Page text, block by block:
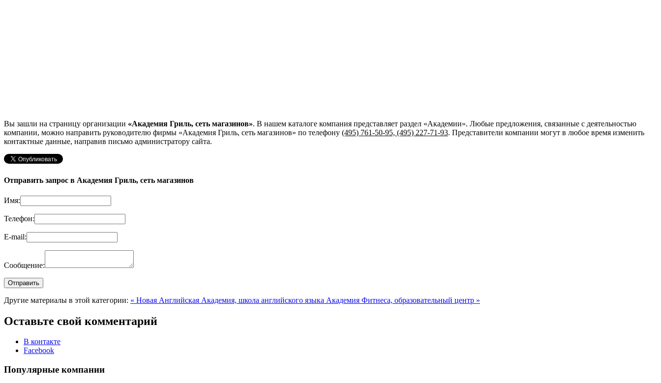
Вы зашли на страницу организации «Академия Гриль, сеть магазинов». В нашем каталоге компания представляет раздел «Академии». Любые предложения, связанные с деятельностью
компании, можно направить руководителю фирмы «Академия Гриль, сеть магазинов» по телефону (495) 761-50-95, (495) 227-71-93. Представители компании могут в любое время изменить
контактные данные, направив письмо администратору сайта.
Отправить запрос в Академия Гриль, сеть магазинов
Имя:
Телефон:
E-mail:
Сообщение:
Другие материалы в этой категории: « Новая Английская Академия, школа английского языка Академия Фитнеса, образовательный центр »
Оставьте свой комментарий
В контакте
Facebook
Популярные компании